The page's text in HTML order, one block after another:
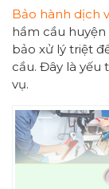
Bảo hành dịch
hầm cầu huyện
bảo xử lý triệt
cầu. Đây là yếu
vụ.